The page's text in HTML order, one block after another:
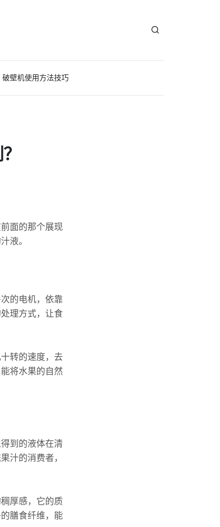
破壁机使用方法技巧
面的那个展现
液。
的电机，依靠
理方式，让食
转的速度，去
将水果的自然
到的液体在清
汁的消费者，
厚感，它的质
膳食纤维，能